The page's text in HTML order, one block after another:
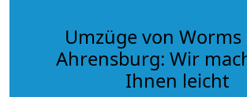
Umzüge von Worms
Ahrensburg: Wir
Ihnen leicht